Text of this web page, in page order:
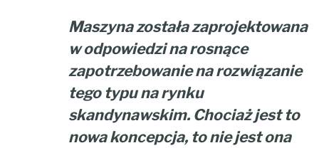
Maszyna została zaprojektowana
w odpowiedzi na rosnące
zapotrzebowanie na rozwiązanie
tego typu na rynku
skandynawskim. Chociaż jest to
nowa koncepcja, to nie jest ona